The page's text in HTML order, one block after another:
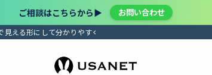
ご相談はこちらから▶︎ お問い合わせ
える形にして分かりやすく届けます。プロセスの共有で、